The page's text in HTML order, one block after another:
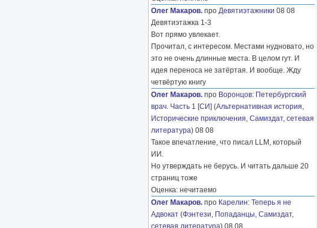
Олег Макаров. про Девятиэтажники 08 08
Девятиэтажка 1-3
Вот прямо увлекает.
Прочитал, с интересом. Местами нудновато, но
это не очень длинные места. В целом гут. И
идея переноса не затёртая. И вообще. Жду
четвёртую книгу
Олег Макаров. про Воронцов: Петербургский
врач. Часть 1 [СИ] (Альтернативная история,
Исторические приключения, Самиздат, сетевая
литература) 08 08
Такое впечатление, что писал LLM, который
ИИ.
Но утверждать не берусь. И читать дальше 20
страниц тоже
Оценка: нечитаемо
Олег Макаров. про Карелин: Теперь я не
Адвокат (Фэнтези, Попаданцы, Самиздат,